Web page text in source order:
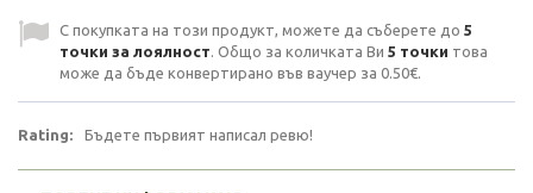
С покупката на този продукт, можете да съберете до 5
точки за лоялност. Общо за количката Ви 5 точки това
може да бъде конвертирано във ваучер за 0.50€.
Rating: Бъдете първият написал ревю!